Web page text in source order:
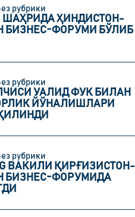
рубрики
ҲИНДИСТОН-
БИЗНЕС-ФОРУМИ БЎЛИБ
рубрики
УАЛИД ФУК БИЛАН
ЙЎНАЛИШЛАРИ
рубрики
ВАКИЛИ ҚИРҒИЗИСТОН-
БИЗНЕС-ФОРУМИДА